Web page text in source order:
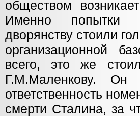
обществом
Именно попытки
дворянству стоили
организационной
всего, это же
Г.М.Маленкову. Он
ответственность
смерти Сталина, за